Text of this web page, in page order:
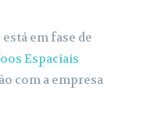
em fase de
Espaciais
com a empresa